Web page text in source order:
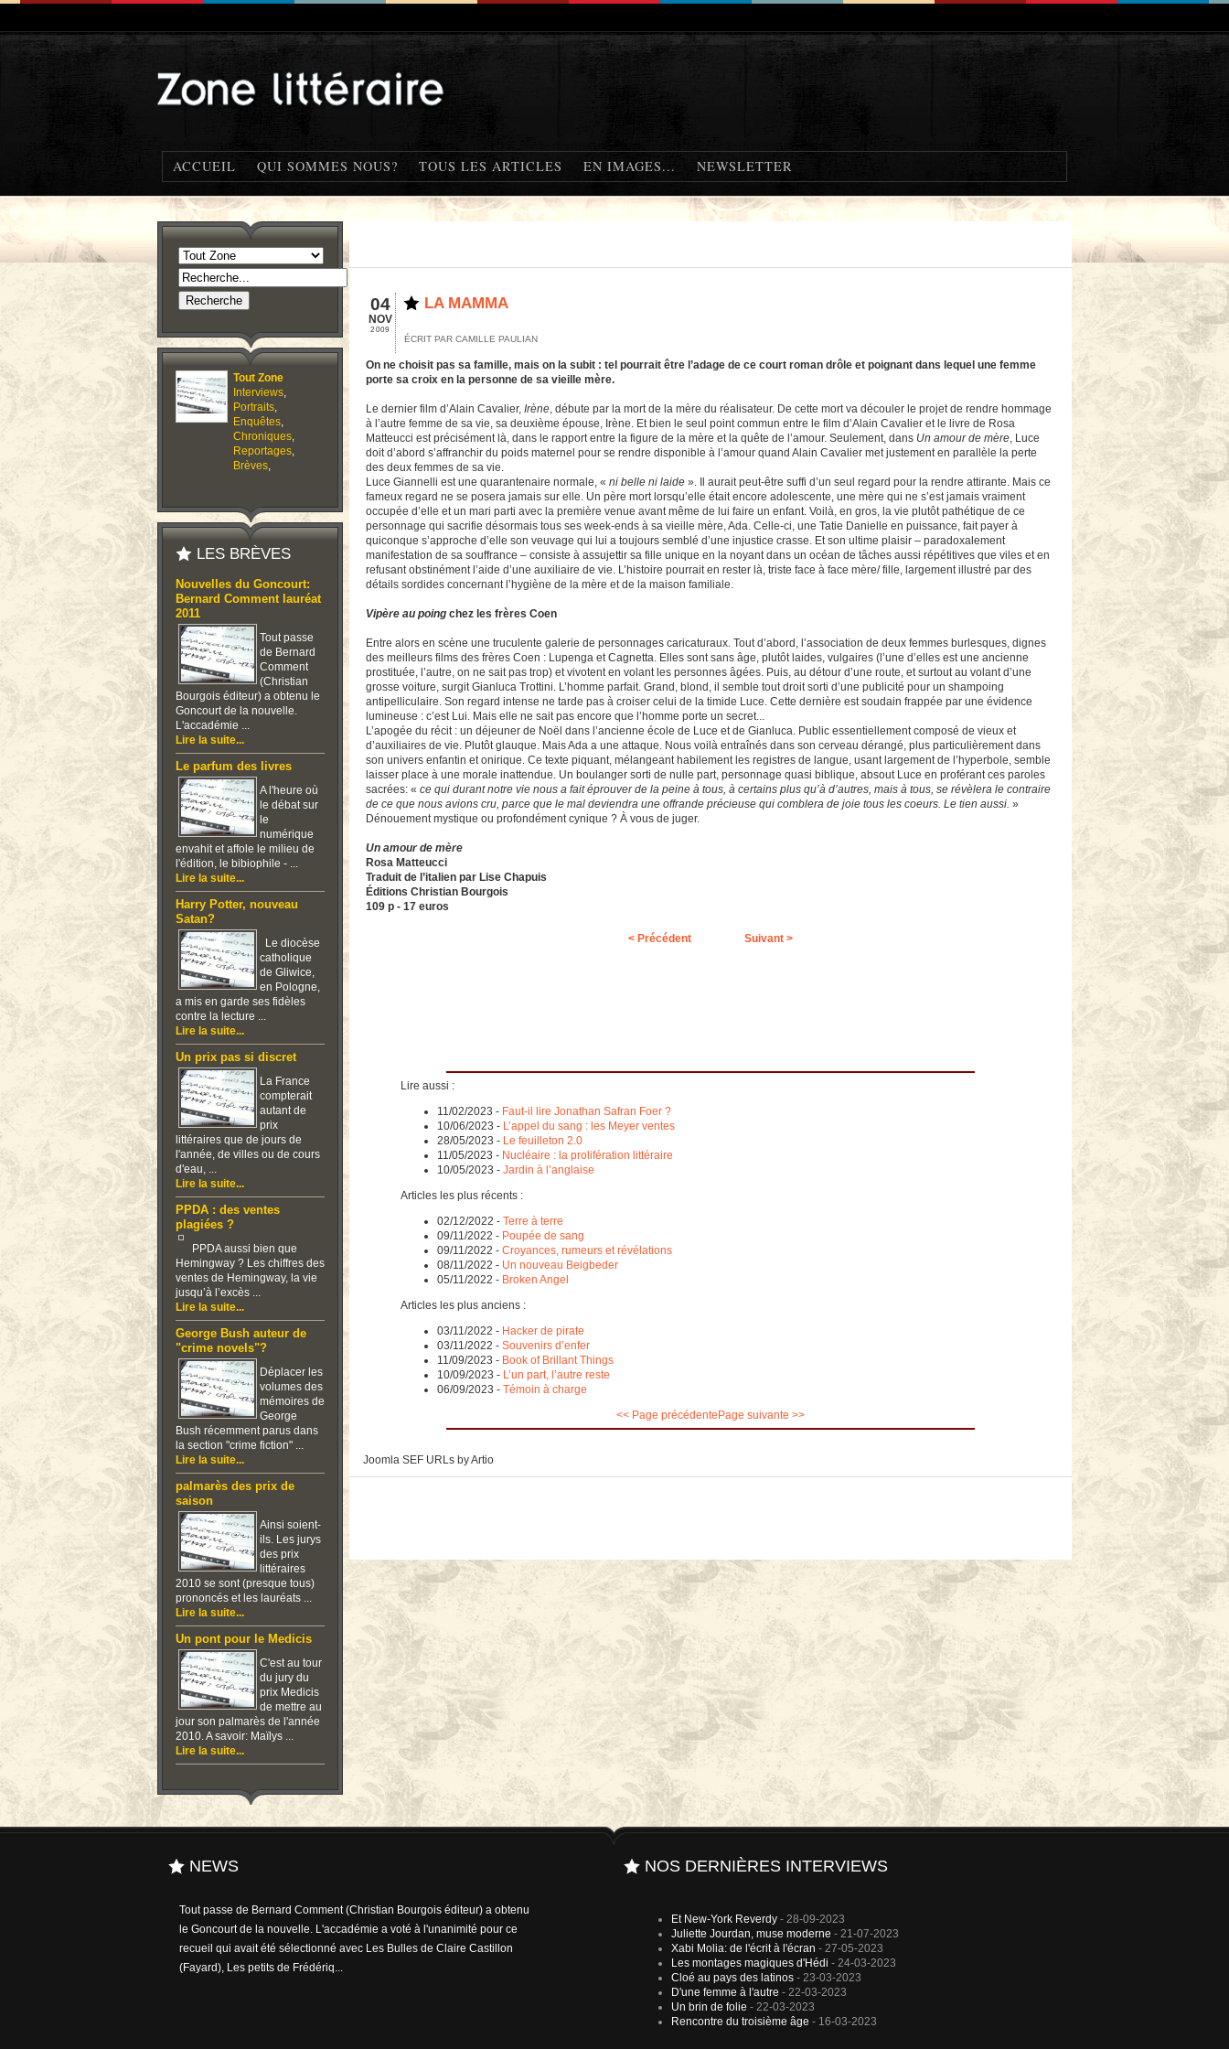
ACCUEIL QUI SOMMES NOUS? TOUS LES ARTICLES EN IMAGES... NEWSLETTER
Tout Zone
Interviews,
Portraits,
Enquêtes,
Chroniques,
Reportages,
Brèves,
LES BRÈVES
Nouvelles du Goncourt:
Bernard Comment lauréat
2011
Tout passe
de Bernard
Comment
(Christian
Bourgois éditeur) a obtenu le
Goncourt de la nouvelle.
L'accadémie ...
Lire la suite...
Le parfum des livres
A l'heure où
le débat sur
le
numérique
envahit et affole le milieu de
l'édition, le bibiophile - ...
Lire la suite...
Harry Potter, nouveau
Satan?
Le diocèse
catholique
de Gliwice,
en Pologne,
a mis en garde ses fidèles
contre la lecture ...
Lire la suite...
Un prix pas si discret
La France
compterait
autant de
prix
littéraires que de jours de
l'année, de villes ou de cours
d'eau, ...
Lire la suite...
PPDA : des ventes
plagiées ?
PPDA aussi bien que
Hemingway ? Les chiffres des
ventes de Hemingway, la vie
jusqu’à l’excès ...
Lire la suite...
George Bush auteur de
"crime novels"?
Déplacer les
volumes des
mémoires de
George
Bush récemment parus dans
la section "crime fiction" ...
Lire la suite...
palmarès des prix de
saison
Ainsi soient-
ils. Les jurys
des prix
littéraires
2010 se sont (presque tous)
prononcés et les lauréats ...
Lire la suite...
Un pont pour le Medicis
C'est au tour
du jury du
prix Medicis
de mettre au
jour son palmarès de l'année
2010. A savoir: Maïlys ...
Lire la suite...
04
NOV
2009
LA MAMMA
ÉCRIT PAR CAMILLE PAULIAN
On ne choisit pas sa famille, mais on la subit : tel pourrait être l’adage de ce court roman drôle et poignant dans lequel une femme
porte sa croix en la personne de sa vieille mère.
Le dernier film d’Alain Cavalier, Irène, débute par la mort de la mère du réalisateur. De cette mort va découler le projet de rendre hommage
à l’autre femme de sa vie, sa deuxième épouse, Irène. Et bien le seul point commun entre le film d’Alain Cavalier et le livre de Rosa
Matteucci est précisément là, dans le rapport entre la figure de la mère et la quête de l’amour. Seulement, dans Un amour de mère, Luce
doit d’abord s’affranchir du poids maternel pour se rendre disponible à l’amour quand Alain Cavalier met justement en parallèle la perte
des deux femmes de sa vie.
Luce Giannelli est une quarantenaire normale, « ni belle ni laide ». Il aurait peut-être suffi d’un seul regard pour la rendre attirante. Mais ce
fameux regard ne se posera jamais sur elle. Un père mort lorsqu’elle était encore adolescente, une mère qui ne s’est jamais vraiment
occupée d’elle et un mari parti avec la première venue avant même de lui faire un enfant. Voilà, en gros, la vie plutôt pathétique de ce
personnage qui sacrifie désormais tous ses week-ends à sa vieille mère, Ada. Celle-ci, une Tatie Danielle en puissance, fait payer à
quiconque s’approche d’elle son veuvage qui lui a toujours semblé d’une injustice crasse. Et son ultime plaisir – paradoxalement
manifestation de sa souffrance – consiste à assujettir sa fille unique en la noyant dans un océan de tâches aussi répétitives que viles et en
refusant obstinément l’aide d’une auxiliaire de vie. L’histoire pourrait en rester là, triste face à face mère/ fille, largement illustré par des
détails sordides concernant l’hygiène de la mère et de la maison familiale.
Vipère au poing chez les frères Coen
Entre alors en scène une truculente galerie de personnages caricaturaux. Tout d’abord, l’association de deux femmes burlesques, dignes
des meilleurs films des frères Coen : Lupenga et Cagnetta. Elles sont sans âge, plutôt laides, vulgaires (l’une d’elles est une ancienne
prostituée, l’autre, on ne sait pas trop) et vivotent en volant les personnes âgées. Puis, au détour d’une route, et surtout au volant d’une
grosse voiture, surgit Gianluca Trottini. L’homme parfait. Grand, blond, il semble tout droit sorti d’une publicité pour un shampoing
antipelliculaire. Son regard intense ne tarde pas à croiser celui de la timide Luce. Cette dernière est soudain frappée par une évidence
lumineuse : c’est Lui. Mais elle ne sait pas encore que l’homme porte un secret...
L’apogée du récit : un déjeuner de Noël dans l’ancienne école de Luce et de Gianluca. Public essentiellement composé de vieux et
d’auxiliaires de vie. Plutôt glauque. Mais Ada a une attaque. Nous voilà entraînés dans son cerveau dérangé, plus particulièrement dans
son univers enfantin et onirique. Ce texte piquant, mélangeant habilement les registres de langue, usant largement de l’hyperbole, semble
laisser place à une morale inattendue. Un boulanger sorti de nulle part, personnage quasi biblique, absout Luce en proférant ces paroles
sacrées: « ce qui durant notre vie nous a fait éprouver de la peine à tous, à certains plus qu’à d’autres, mais à tous, se révèlera le contraire
de ce que nous avions cru, parce que le mal deviendra une offrande précieuse qui comblera de joie tous les coeurs. Le tien aussi. »
Dénouement mystique ou profondément cynique ? À vous de juger.
Un amour de mère
Rosa Matteucci
Traduit de l’italien par Lise Chapuis
Éditions Christian Bourgois
109 p - 17 euros
< Précédent Suivant >
Lire aussi :
11/02/2023 - Faut-il lire Jonathan Safran Foer ?
10/06/2023 - L’appel du sang : les Meyer ventes
28/05/2023 - Le feuilleton 2.0
11/05/2023 - Nucléaire : la prolifération littéraire
10/05/2023 - Jardin à l’anglaise
Articles les plus récents :
02/12/2022 - Terre à terre
09/11/2022 - Poupée de sang
09/11/2022 - Croyances, rumeurs et révélations
08/11/2022 - Un nouveau Beigbeder
05/11/2022 - Broken Angel
Articles les plus anciens :
03/11/2022 - Hacker de pirate
03/11/2022 - Souvenirs d’enfer
11/09/2023 - Book of Brillant Things
10/09/2023 - L’un part, l’autre reste
06/09/2023 - Témoin à charge
<< Page précédente Page suivante >>
Joomla SEF URLs by Artio
NEWS
Tout passe de Bernard Comment (Christian Bourgois éditeur) a obtenu
le Goncourt de la nouvelle. L'accadémie a voté à l'unanimité pour ce
recueil qui avait été sélectionné avec Les Bulles de Claire Castillon
(Fayard), Les petits de Frédériq...
NOS DERNIÈRES INTERVIEWS
Et New-York Reverdy - 28-09-2023
Juliette Jourdan, muse moderne - 21-07-2023
Xabi Molia: de l'écrit à l'écran - 27-05-2023
Les montages magiques d'Hédi - 24-03-2023
Cloé au pays des latinos - 23-03-2023
D'une femme à l'autre - 22-03-2023
Un brin de folie - 22-03-2023
Rencontre du troisième âge - 16-03-2023